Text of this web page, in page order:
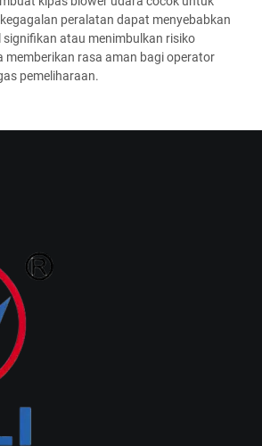
peralatan dapat menyebabkan
atau menimbulkan risiko
memberikan rasa aman bagi operator
pemeliharaan.